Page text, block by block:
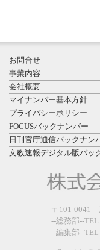
お問合せ
事業内容
会社概要
マイナンバー基本方針
プライバシーポリシー
FOCUSバックナンバー
日刊官庁通信バックナン
文教速報デジタル版バッ
〒101-0041
--総務部--
--編集部--